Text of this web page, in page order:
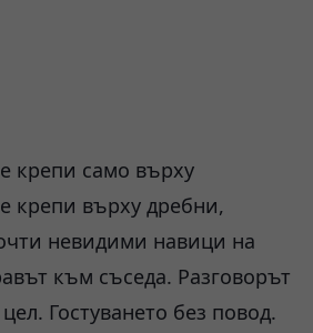
крепи само върху
крепи върху дребни,
невидими навици на
към съседа. Разговорът
Гостуването без повод.